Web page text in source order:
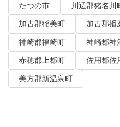
たつの市
川辺郡猪名川
加古郡稲美町
加古郡播
神崎郡福崎町
神崎郡神
赤穂郡上郡町
佐用郡佐
美方郡新温泉町